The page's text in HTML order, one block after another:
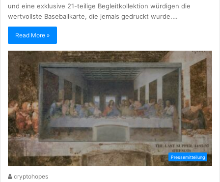
und eine exklusive 21-teilige Begleitkollektion würdigen die
wertvollste Baseballkarte, die jemals gedruckt wurde.…
Read More »
Pressemitteilung
cryptohopes